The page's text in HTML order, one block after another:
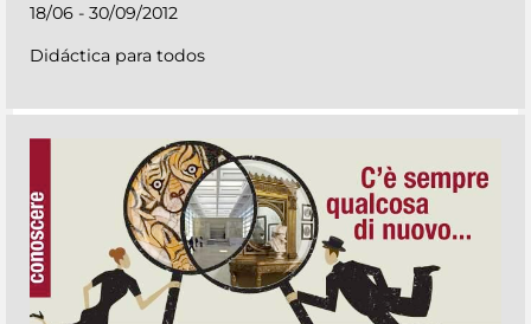
18/06 - 30/09/2012
Didáctica para todos